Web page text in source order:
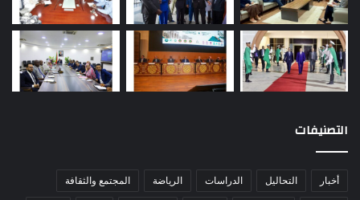
التصنيفات
أخبار التحاليل الدراسات الرياضة المجتمع والثقافة